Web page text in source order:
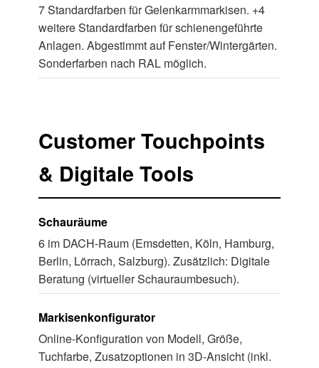
7 Standardfarben für Gelenkarmmarkisen. +4
weitere Standardfarben für schienengeführte
Anlagen. Abgestimmt auf Fenster/Wintergärten.
Sonderfarben nach RAL möglich.
Customer Touchpoints
& Digitale Tools
Schauräume
6 im DACH-Raum (Emsdetten, Köln, Hamburg,
Berlin, Lörrach, Salzburg). Zusätzlich: Digitale
Beratung (virtueller Schauraumbesuch).
Markisenkonfigurator
Online-Konfiguration von Modell, Größe,
Tuchfarbe, Zusatzoptionen in 3D-Ansicht (inkl.